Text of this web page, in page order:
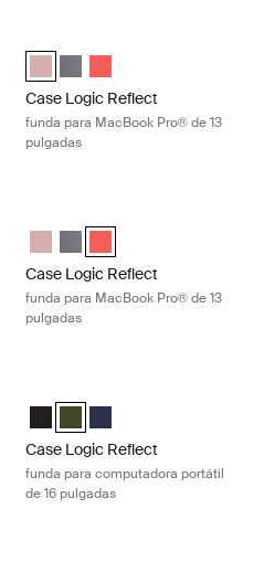
Sleeve Púrpura concentrado
Sleeve Rojo tenue
Sleeve Negro (selected)
Case Logic Reflect 13" MacBook
Case Logic Reflect 13"
Case Logic Reflect 13"
Case Logic Reflect
funda para MacBook Pro® de 13
pulgadas
Pro® Sleeve Rosa azura/azul
Pro® Sleeve Grafito (selected)
Pro® Sleeve Pop Rock
Case Logic Reflect 13" MacBook
Case Logic Reflect 13"
Case Logic Reflect 13"
Case Logic Reflect
funda para MacBook Pro® de 13
pulgadas
Negro (selected)
Sleeve Verde
Sleeve Dark Blue
Case Logic Reflect 16" Laptop
Case Logic Reflect 16"
Case Logic Reflect 16"
Case Logic Reflect
funda para computadora portátil
de 16 pulgadas